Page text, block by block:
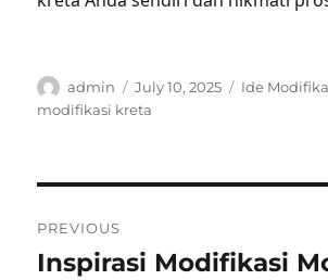
Author
admin
Posted
on
July 10, 2025 Categories
Ide
modifikasi kreta
navigation
PREVIOUS
Previous
Inspirasi Modifikasi